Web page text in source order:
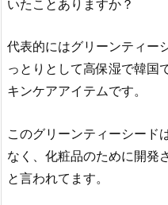
いたことありますか？
代表的にはグリーンティー
っとりとして高保湿で韓国
キンケアアイテムです。
このグリーンティーシード
なく、化粧品のために開発
と言われてます。